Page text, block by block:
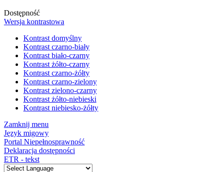
Dostępność
Wersja kontrastowa
Kontrast domyślny
Kontrast czarno-biały
Kontrast biało-czarny
Kontrast żółto-czarny
Kontrast czarno-żółty
Kontrast czarno-zielony
Kontrast zielono-czarny
Kontrast żółto-niebieski
Kontrast niebiesko-żółty
Zamknij menu
Język migowy
Portal Niepełnosprawność
Deklaracja dostępności
ETR - tekst